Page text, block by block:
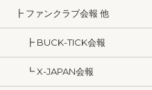
┣ ファンクラブ会報 他
┣ BUCK-TICK会報
┗ X-JAPAN会報